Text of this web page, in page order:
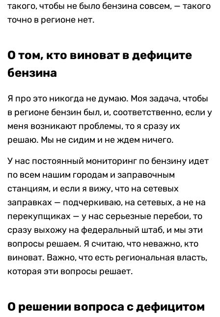
такого, чтобы не было бензина совсем, — такого
точно в регионе нет.
О том, кто виноват в дефиците
бензина
Я про это никогда не думаю. Моя задача, чтобы
в регионе бензин был, и, соответственно, если у
меня возникают проблемы, то я сразу их
решаю. Мы не сидим и не ждем ничего.
У нас постоянный мониторинг по бензину идет
по всем нашим городам и заправочным
станциям, и если я вижу, что на сетевых
заправках — подчеркиваю, на сетевых, а не на
перекупщиках — у нас серьезные перебои, то
сразу выхожу на федеральный штаб, и мы эти
вопросы решаем. Я считаю, что неважно, кто
виноват. Важно, что есть региональная власть,
которая эти вопросы решает.
О решении вопроса с дефицитом